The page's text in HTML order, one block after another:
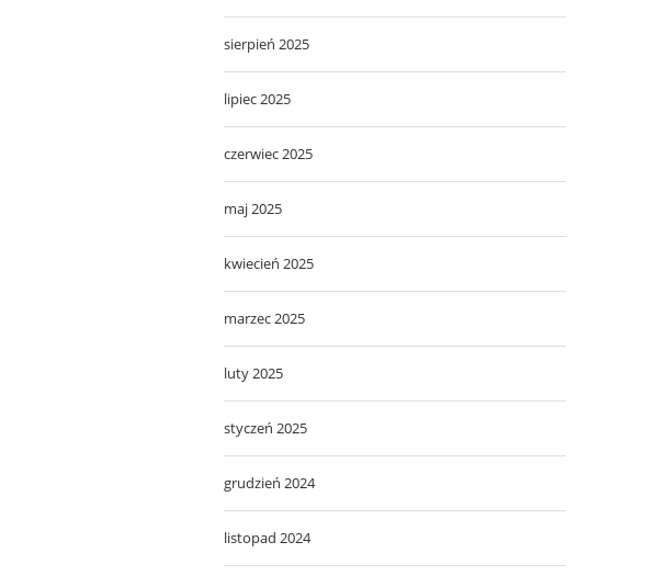
sierpień 2025
lipiec 2025
czerwiec 2025
maj 2025
kwiecień 2025
marzec 2025
luty 2025
styczeń 2025
grudzień 2024
listopad 2024